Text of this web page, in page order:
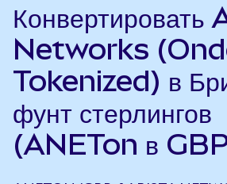
Конвертировать
Networks
Tokenized) в
фунт стерлингов
(ANETon в